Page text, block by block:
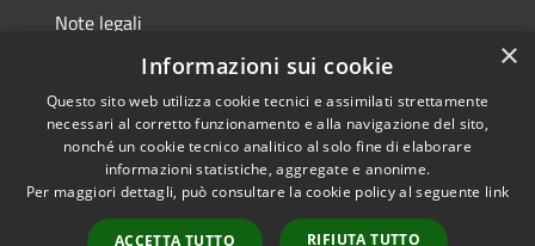
Note legali
Dichiarazione di accessibilità
RSS
Accessibilità
Copyright © 2026 • Comune di
Alcamo • Powered by
Municipium• Accesso
×
Informazioni sui cookie
Questo sito web utilizza cookie tecnici e assimilati strettamente
necessari al corretto funzionamento e alla navigazione del sito,
nonché un cookie tecnico analitico al solo fine di elaborare
informazioni statistiche, aggregate e anonime.
Per maggiori dettagli, può consultare la cookie policy al seguente link
ACCETTA TUTTO RIFIUTA TUTTO